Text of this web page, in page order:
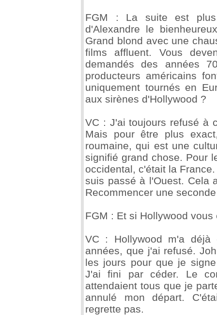
FGM : La suite est plus
d'Alexandre le
Grand blond avec une
films affluent. Vous
demandés des années
producteurs américains
uniquement tournés en
aux sirènes d'Hollywood ?
VC : J'ai toujours refusé à
Mais pour être plus
roumaine, qui est une
signifié grand chose. Pour
occidental, c'était la
suis passé à l'Ouest. Cela
Recommencer une
FGM : Et si Hollywood
VC : Hollywood m'a
années, que j'ai refusé.
les jours pour que je
J'ai fini par céder. Le
attendaient tous que je
annulé mon départ.
regrette pas.